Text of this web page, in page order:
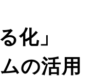
化」
の活用